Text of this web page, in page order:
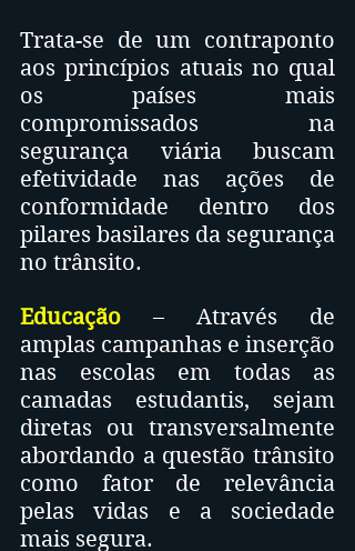
Trata-se de um contraponto
aos princípios atuais no qual
os países mais
compromissados na
segurança viária buscam
efetividade nas ações de
conformidade dentro dos
pilares basilares da segurança
no trânsito.
Educação – Através de
amplas campanhas e inserção
nas escolas em todas as
camadas estudantis, sejam
diretas ou transversalmente
abordando a questão trânsito
como fator de relevância
pelas vidas e a sociedade
mais segura.